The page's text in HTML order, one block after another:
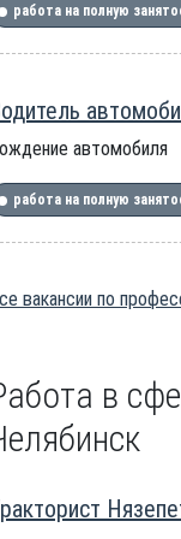
работа на полную
автомобиля
работа на полную
вакансии по
в